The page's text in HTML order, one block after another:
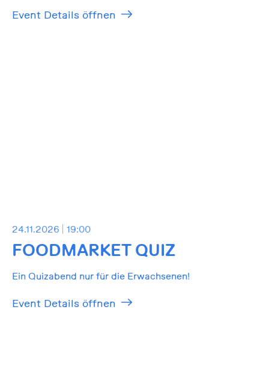
Event Details öffnen
24.11.2026 19:00
FOODMARKET QUIZ
Ein Quizabend nur für die Erwachsenen!
Event Details öffnen